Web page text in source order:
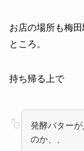
お店の場所も梅
ところ。
持ち帰る上で
発酵バター
のか、、